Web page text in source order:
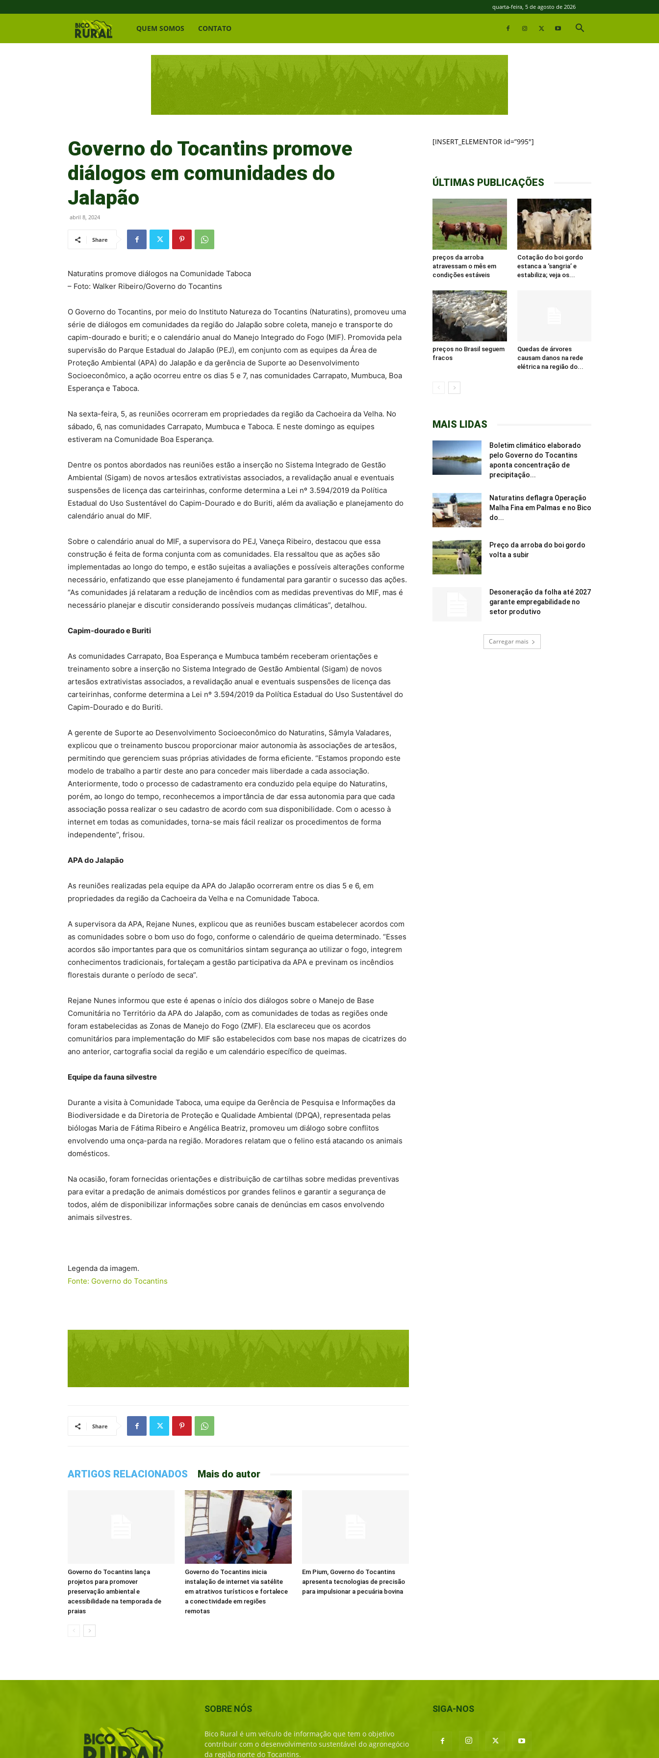
quarta-feira, 5 de agosto de 2026
Bico
QUEM SOMOS CONTATO
Governo do Tocantins promove
diálogos em comunidades do
Jalapão
abril 8, 2024
Share
Naturatins promove diálogos na Comunidade Taboca
– Foto: Walker Ribeiro/Governo do Tocantins
O Governo do Tocantins, por meio do Instituto Natureza do Tocantins (Naturatins), promoveu uma
série de diálogos em comunidades da região do Jalapão sobre coleta, manejo e transporte do
capim-dourado e buriti; e o calendário anual do Manejo Integrado do Fogo (MIF). Promovida pela
supervisão do Parque Estadual do Jalapão (PEJ), em conjunto com as equipes da Área de
Proteção Ambiental (APA) do Jalapão e da gerência de Suporte ao Desenvolvimento
Socioeconômico, a ação ocorreu entre os dias 5 e 7, nas comunidades Carrapato, Mumbuca, Boa
Esperança e Taboca.
Na sexta-feira, 5, as reuniões ocorreram em propriedades da região da Cachoeira da Velha. No
sábado, 6, nas comunidades Carrapato, Mumbuca e Taboca. E neste domingo as equipes
estiveram na Comunidade Boa Esperança.
Dentre os pontos abordados nas reuniões estão a inserção no Sistema Integrado de Gestão
Ambiental (Sigam) de novos artesãos extrativistas associados, a revalidação anual e eventuais
suspensões de licença das carteirinhas, conforme determina a Lei nº 3.594/2019 da Política
Estadual do Uso Sustentável do Capim-Dourado e do Buriti, além da avaliação e planejamento do
calendário anual do MIF.
Sobre o calendário anual do MIF, a supervisora do PEJ, Vaneça Ribeiro, destacou que essa
construção é feita de forma conjunta com as comunidades. Ela ressaltou que as ações são
implementadas ao longo do tempo, e estão sujeitas a avaliações e possíveis alterações conforme
necessário, enfatizando que esse planejamento é fundamental para garantir o sucesso das ações.
“As comunidades já relataram a redução de incêndios com as medidas preventivas do MIF, mas é
necessário planejar e discutir considerando possíveis mudanças climáticas”, detalhou.
Capim-dourado e Buriti
As comunidades Carrapato, Boa Esperança e Mumbuca também receberam orientações e
treinamento sobre a inserção no Sistema Integrado de Gestão Ambiental (Sigam) de novos
artesãos extrativistas associados, a revalidação anual e eventuais suspensões de licença das
carteirinhas, conforme determina a Lei nº 3.594/2019 da Política Estadual do Uso Sustentável do
Capim-Dourado e do Buriti.
A gerente de Suporte ao Desenvolvimento Socioeconômico do Naturatins, Sâmyla Valadares,
explicou que o treinamento buscou proporcionar maior autonomia às associações de artesãos,
permitindo que gerenciem suas próprias atividades de forma eficiente. “Estamos propondo este
modelo de trabalho a partir deste ano para conceder mais liberdade a cada associação.
Anteriormente, todo o processo de cadastramento era conduzido pela equipe do Naturatins,
porém, ao longo do tempo, reconhecemos a importância de dar essa autonomia para que cada
associação possa realizar o seu cadastro de acordo com sua disponibilidade. Com o acesso à
internet em todas as comunidades, torna-se mais fácil realizar os procedimentos de forma
independente”, frisou.
APA do Jalapão
As reuniões realizadas pela equipe da APA do Jalapão ocorreram entre os dias 5 e 6, em
propriedades da região da Cachoeira da Velha e na Comunidade Taboca.
A supervisora da APA, Rejane Nunes, explicou que as reuniões buscam estabelecer acordos com
as comunidades sobre o bom uso do fogo, conforme o calendário de queima determinado. “Esses
acordos são importantes para que os comunitários sintam segurança ao utilizar o fogo, integrem
conhecimentos tradicionais, fortaleçam a gestão participativa da APA e previnam os incêndios
florestais durante o período de seca”.
Rejane Nunes informou que este é apenas o início dos diálogos sobre o Manejo de Base
Comunitária no Território da APA do Jalapão, com as comunidades de todas as regiões onde
foram estabelecidas as Zonas de Manejo do Fogo (ZMF). Ela esclareceu que os acordos
comunitários para implementação do MIF são estabelecidos com base nos mapas de cicatrizes do
ano anterior, cartografia social da região e um calendário específico de queimas.
Equipe da fauna silvestre
Durante a visita à Comunidade Taboca, uma equipe da Gerência de Pesquisa e Informações da
Biodiversidade e da Diretoria de Proteção e Qualidade Ambiental (DPQA), representada pelas
biólogas Maria de Fátima Ribeiro e Angélica Beatriz, promoveu um diálogo sobre conflitos
envolvendo uma onça-parda na região. Moradores relatam que o felino está atacando os animais
domésticos.
Na ocasião, foram fornecidas orientações e distribuição de cartilhas sobre medidas preventivas
para evitar a predação de animais domésticos por grandes felinos e garantir a segurança de
todos, além de disponibilizar informações sobre canais de denúncias em casos envolvendo
animais silvestres.
Legenda da imagem.
Fonte: Governo do Tocantins
Share
ARTIGOS RELACIONADOS Mais do autor
Governo do Tocantins lança
projetos para promover
preservação ambiental e
acessibilidade na temporada de
praias
Governo do Tocantins inicia
instalação de internet via satélite
em atrativos turísticos e fortalece
a conectividade em regiões
remotas
Em Pium, Governo do Tocantins
apresenta tecnologias de precisão
para impulsionar a pecuária bovina
[INSERT_ELEMENTOR id=”995″]
ÚLTIMAS PUBLICAÇÕES
preços da arroba
atravessam o mês em
condições estáveis
Cotação do boi gordo
estanca a ‘sangria’ e
estabiliza; veja os...
preços no Brasil seguem
fracos
Quedas de árvores
causam danos na rede
elétrica na região do...
MAIS LIDAS
Boletim climático elaborado
pelo Governo do Tocantins
aponta concentração de
precipitação...
Naturatins deflagra Operação
Malha Fina em Palmas e no Bico
do...
Preço da arroba do boi gordo
volta a subir
Desoneração da folha até 2027
garante empregabilidade no
setor produtivo
Carregar mais
SOBRE NÓS
Bico Rural é um veículo de informação que tem o objetivo
contribuir com o desenvolvimento sustentável do agronegócio
da região norte do Tocantins.
SIGA-NOS